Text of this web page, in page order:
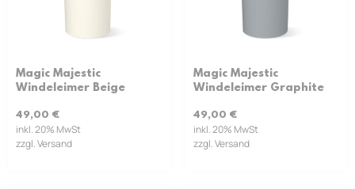
Magic Majestic
Windeleimer Beige
49,00 €
inkl. 20% MwSt
zzgl. Versand
Magic Majestic
Windeleimer Graphite
49,00 €
inkl. 20% MwSt
zzgl. Versand